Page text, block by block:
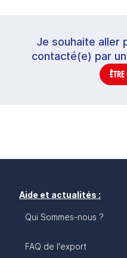
Je souhaite aller
contacté(e) par
ÊTRE
Aide et actualités :
Qui Sommes-nous ?
FAQ de l'export